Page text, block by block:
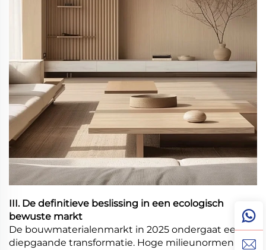
III. De definitieve beslissing in een ecologisch
bewuste markt
De bouwmaterialenmarkt in 2025 ondergaat een
diepgaande transformatie. Hoge milieunormen